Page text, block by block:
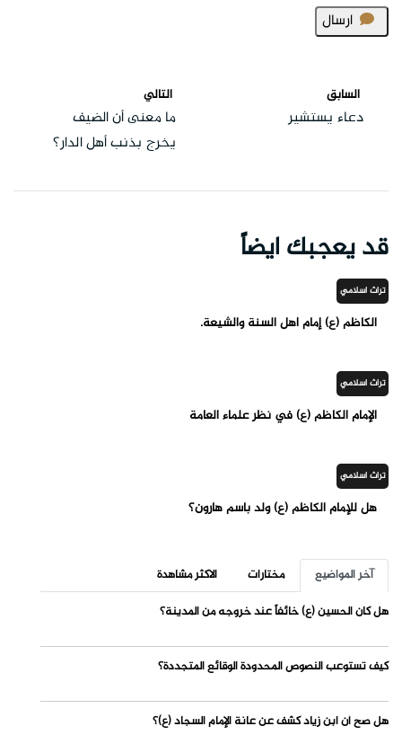
ارسال
السابق
دعاء يستشير
التالي
ما معنى أن الضيف
يخرج بذنب أهل الدار؟
قد يعجبك ايضاً
تراث اسلامي
الكاظم (ع) إمام أهل السنة والشيعة.
تراث اسلامي
الإمام الكاظم (ع) في نظر علماء العامة
تراث اسلامي
هل للإمام الكاظم (ع) ولد باسم هارون؟
آخر المواضيع مختارات
الاكثر مشاهدة
هل كان الحسين (ع) خائفاً عند خروجه من المدينة؟
كيف تستوعب النصوص المحدودة الوقائع المتجددة؟
هل صح أن ابن زياد كشف عن عانة الإمام السجاد (ع)؟